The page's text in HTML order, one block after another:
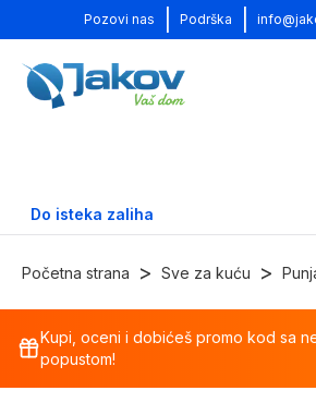
Pozovi nas Podrška
Do isteka zaliha
Početna strana > Sve za kuću >
Kupi, oceni i dobićeš promo kod sa
popustom!